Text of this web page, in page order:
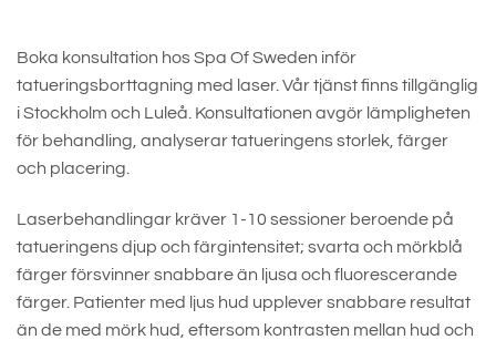
Boka konsultation hos Spa Of Sweden inför
tatueringsborttagning med laser. Vår tjänst finns tillgänglig
i Stockholm och Luleå. Konsultationen avgör lämpligheten
för behandling, analyserar tatueringens storlek, färger
och placering.
Laserbehandlingar kräver 1-10 sessioner beroende på
tatueringens djup och färgintensitet; svarta och mörkblå
färger försvinner snabbare än ljusa och fluorescerande
färger. Patienter med ljus hud upplever snabbare resultat
än de med mörk hud, eftersom kontrasten mellan hud och